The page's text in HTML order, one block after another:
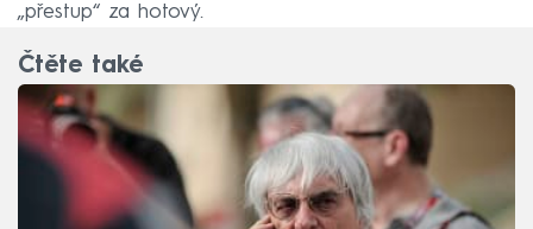
„přestup“ za hotový.
Čtěte také